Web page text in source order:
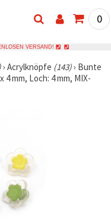
0
VERSAND!
› Acrylknöpfe (143)› Bunte
mm, Loch: 4 mm, MIX-